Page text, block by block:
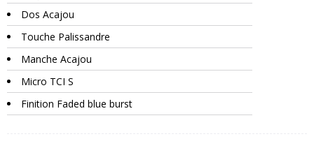
Dos Acajou
Touche Palissandre
Manche Acajou
Micro TCI S
Finition Faded blue burst